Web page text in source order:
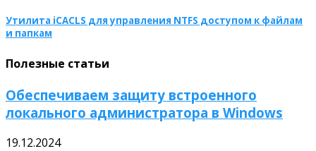
Утилита iCACLS для управления NTFS доступом к файлам
и папкам
Полезные статьи
Обеспечиваем защиту встроенного
локального администратора в Windows
19.12.2024